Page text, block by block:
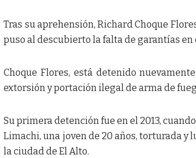
Tras su aprehensión, Richard Choque
puso al descubierto la falta de garantías
Choque Flores, está detenido
extorsión y portación ilegal de arma de
Su primera detención fue en el 2013,
Limachi, una joven de 20 años, torturada y
la ciudad de El Alto.